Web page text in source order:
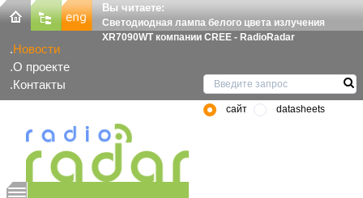
Вы читаете:
Светодиодная лампа белого цвета излучения
XR7090WT компании CREE - RadioRadar
Новости
О проекте
Контакты
сайт datasheets